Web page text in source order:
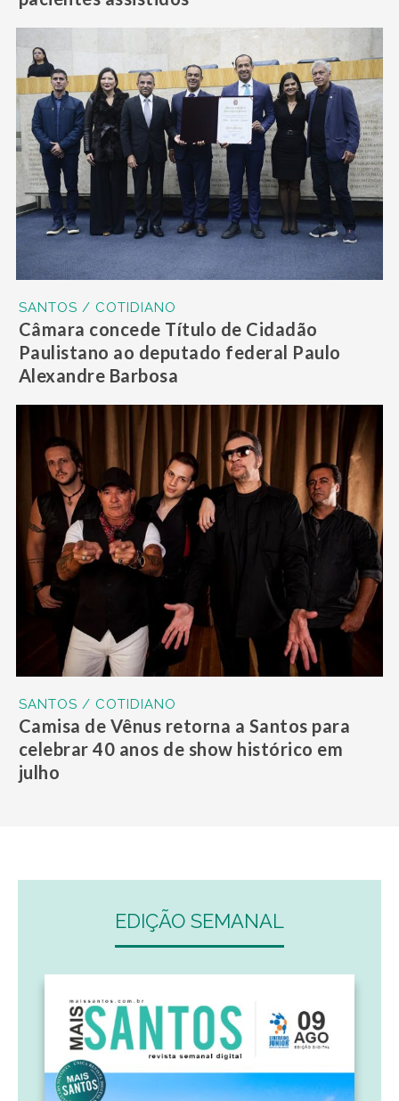
SANTOS / COTIDIANO
Câmara concede Título de Cidadão
Paulistano ao deputado federal Paulo
Alexandre Barbosa
SANTOS / COTIDIANO
Camisa de Vênus retorna a Santos para
celebrar 40 anos de show histórico em
julho
EDIÇÃO SEMANAL